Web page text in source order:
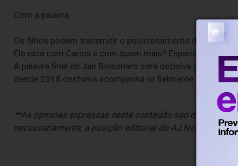
Com a palavra
Os filhos podem transmitir o posicionamento do ex-
Ele está com Carlos e com quem mais? Esperidião Amin
A palavra final de Jair Bolsonaro será decisiva para
desde 2018 costuma acompanhá-lo fielmente nas urnas.
**As opiniões expressas neste conteúdo são de
necessariamente, a posição editorial do AJ Notícias.